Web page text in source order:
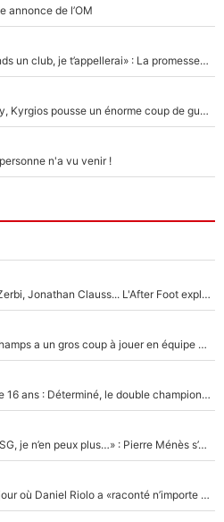
annonce de l’OM
Mercato - OM - «Dès que je prends un club, je t’appellerai» : La promesse de Marcelino au moment de claquer la porte
Victime de racisme contre Murray, Kyrgios pousse un énorme coup de gueule !
n'a vu venir !
Mason Greenwood, Roberto De Zerbi, Jonathan Clauss... L'After Foot explique pourquoi Medhi Benatia a craqué à l'OM !
Un joueur snobé par Didier Deschamps a un gros coup à jouer en équipe de France : Zinedine Zidane a trouvé son numéro 9 ?
Le PSG veut s'offrir une pépite de 16 ans : Déterminé, le double champion d'Europe en titre est prêt à lâcher 40M€ pour celui que l'on compare déjà à Vinicius Jr !
«Un très mauvais choix pour le PSG, je n’en peux plus…» : Pierre Ménès s’est complètement trompé avec Luis Enrique et ces déclarations le prouvent !
«Je m’en veux terriblement» : Le jour où Daniel Riolo a «raconté n’importe quoi» dans l'After Foot !